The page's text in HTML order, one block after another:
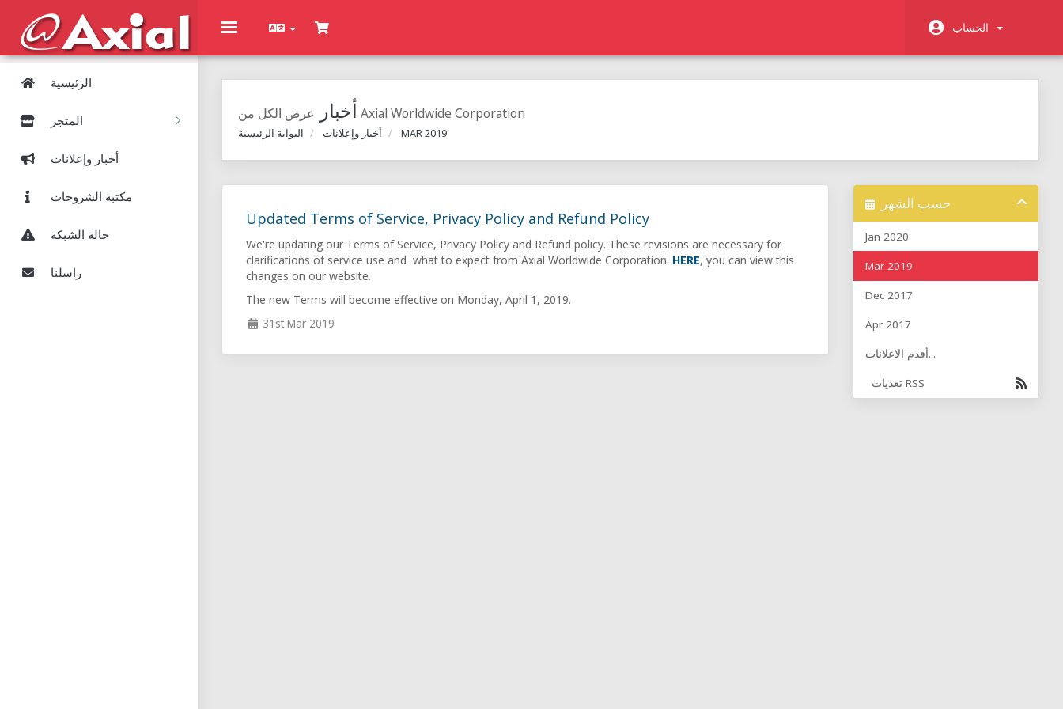
Toggle
الرئيسية
أخبار وإعلانات
مكتبة الشروحات
حالة الشبكة
راسلنا
أخبار عرض الكل من Axial Worldwide Corporation
البوابة الرئيسية أخبار وإعلانات MAR 2019
حسب الشهر
Jan 2020
Mar 2019
Dec 2017
Apr 2017
أقدم الاعلانات...
تغذيات RSS
Updated Terms of Service, Privacy Policy and Refund Policy
We're updating our Terms of Service, Privacy Policy and Refund policy. These revisions are necessary for
clarifications of service use and what to expect from Axial Worldwide Corporation. HERE, you can view this
changes on our website.
The new Terms will become effective on Monday, April 1, 2019.
31st Mar 2019